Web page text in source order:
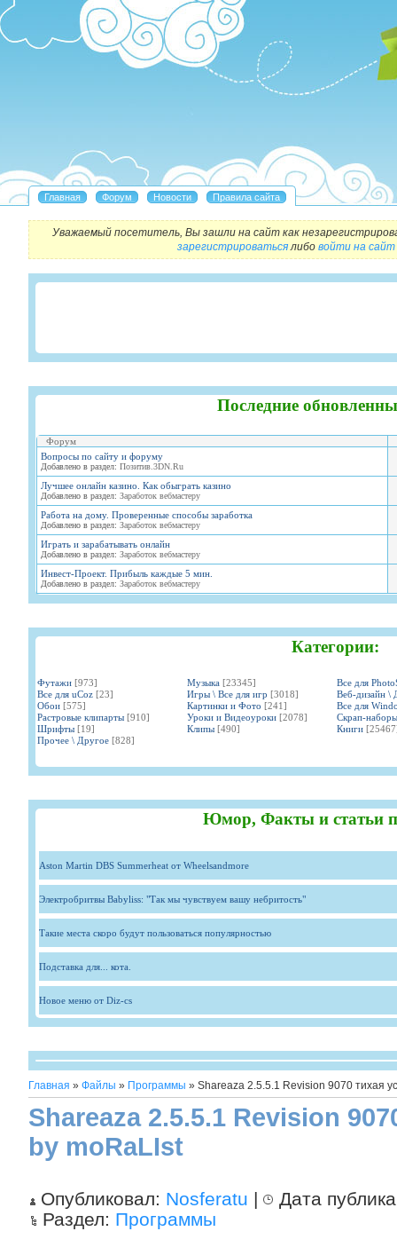
Уважаемый посетитель, Вы зашли на сайт как
зарегистрироватьсялибо войти на сайт
Последние
Форум
Вопросы по сайту и форуму
Добавлено в раздел: Позитив.3DN.Ru
Лучшее онлайн казино. Как обыграть казино
Добавлено в раздел: Заработок вебмастеру
Работа на дому. Проверенные способы заработка
Добавлено в раздел: Заработок вебмастеру
Играть и зарабатывать онлайн
Добавлено в раздел: Заработок вебмастеру
Инвест-Проект. Прибыль каждые 5 мин.
Добавлено в раздел: Заработок вебмастеру
Категории:
Футажи [973] Музыка [23345]
Все для
Все для uCoz [23] Игры \ Все для игр [3018]
Веб-дизайн \
Обои [575] Картинки и Фото [241]
Все для
Растровые клипарты [910] Уроки и Видеоуроки [2078]
Скрап-наборы
Шрифты [19] Клипы [490] Книги
Прочее \ Другое [828]
Юмор, Факты и статьи
Aston Martin DBS Summerheat от Wheelsandmore
Электробритвы Babyliss: "Так мы чувствуем вашу небритость"
Такие места скоро будут пользоваться популярностью
Подставка для... кота.
Новое меню от Diz-cs
Главная » Файлы » Программы » Shareaza 2.5.5.1 Revision 9070 тихая
Shareaza 2.5.5.1 Revision
by moRaLIst
Опубликовал: Nosferatu |
Дата
Раздел: Программы